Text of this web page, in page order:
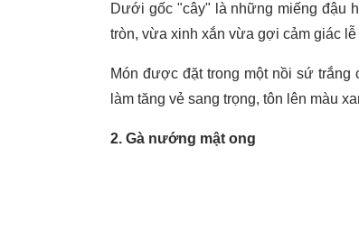
Dưới gốc "cây" là những miếng đậu
tròn, vừa xinh xắn vừa gợi cảm giác lễ
Món được đặt trong một nồi sứ
làm tăng vẻ sang trọng, tôn lên màu
2. Gà nướng mật ong